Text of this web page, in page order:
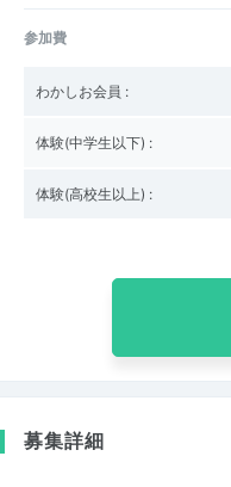
参加費
わかしお会員 :
体験(中学生以下) :
体験(高校生以上) :
募集詳細